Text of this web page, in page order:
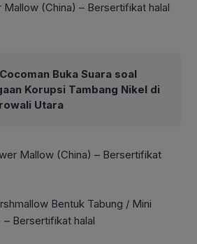
(China) – Bersertifikat halal
Buka Suara soal
Korupsi Tambang Nikel di
Utara
Mallow (China) – Bersertifikat
Bentuk Tabung / Mini
Bersertifikat halal